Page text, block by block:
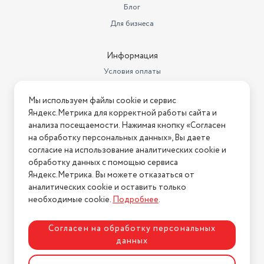
индикация перегрузки
100 г
Дополнительные функции
определение доли воды,
доли жировой ткани, расчет
ИМТ (BMI), определение доли
мышечной ткани
Тип устройства
весы
Производитель
Kitfort
Максимальная нагрузка
180 кг
26 см
Ширина
26 см
Протокол связи умного дома
bluetooth
Блог
Для бизнеса
Информация
Условия оплаты
Условия возврата
Нашли ошибку на сайте? Напишите нам
2026 © Интернет-магазин "АстМаркет". У нас есть всё!
Политика конфиденциальности
Разработка сайтаASTDESIGN
Мы используем файлы cookie и сервис
Яндекс.Метрика для корректной работы сайта и
анализа посещаемости. Нажимая кнопку «Согласен
на обработку персональных данных», Вы даете
согласие на использование аналитических cookie и
обработку данных с помощью сервиса
Яндекс.Метрика. Вы можете отказаться от
аналитических cookie и оставить только
необходимые cookie.Подробнее.
Согласен на обработку персональных
данных